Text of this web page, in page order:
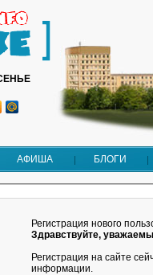
АФИША БЛОГИ
Регистрация нового
Здравствуйте,
Регистрация на сайте
информации.